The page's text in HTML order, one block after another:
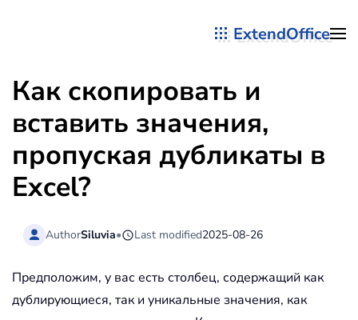
ExtendOffice
Как скопировать и
вставить значения,
пропуская дубликаты в
Excel?
AuthorSiluvia• Last modified2025-08-26
Предположим, у вас есть столбец, содержащий как
дублирующиеся, так и уникальные значения, как